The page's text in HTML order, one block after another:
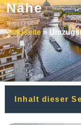
Nähe
Startseite»
Inhalt dieser